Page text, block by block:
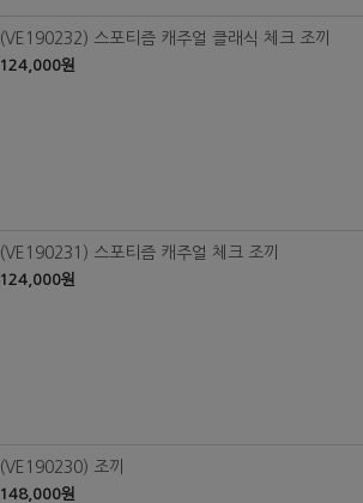
(VE190232) 스포티즘 캐주얼 클래식 체크 조끼
124,000원
(VE190231) 스포티즘 캐주얼 체크 조끼
124,000원
(VE190230) 조끼
148,000원